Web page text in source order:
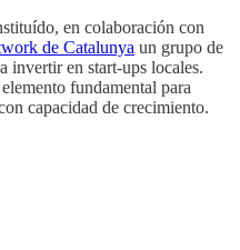
en colaboración con
de Catalunya un grupo de
invertir en start-ups locales.
fundamental para
capacidad de crecimiento.